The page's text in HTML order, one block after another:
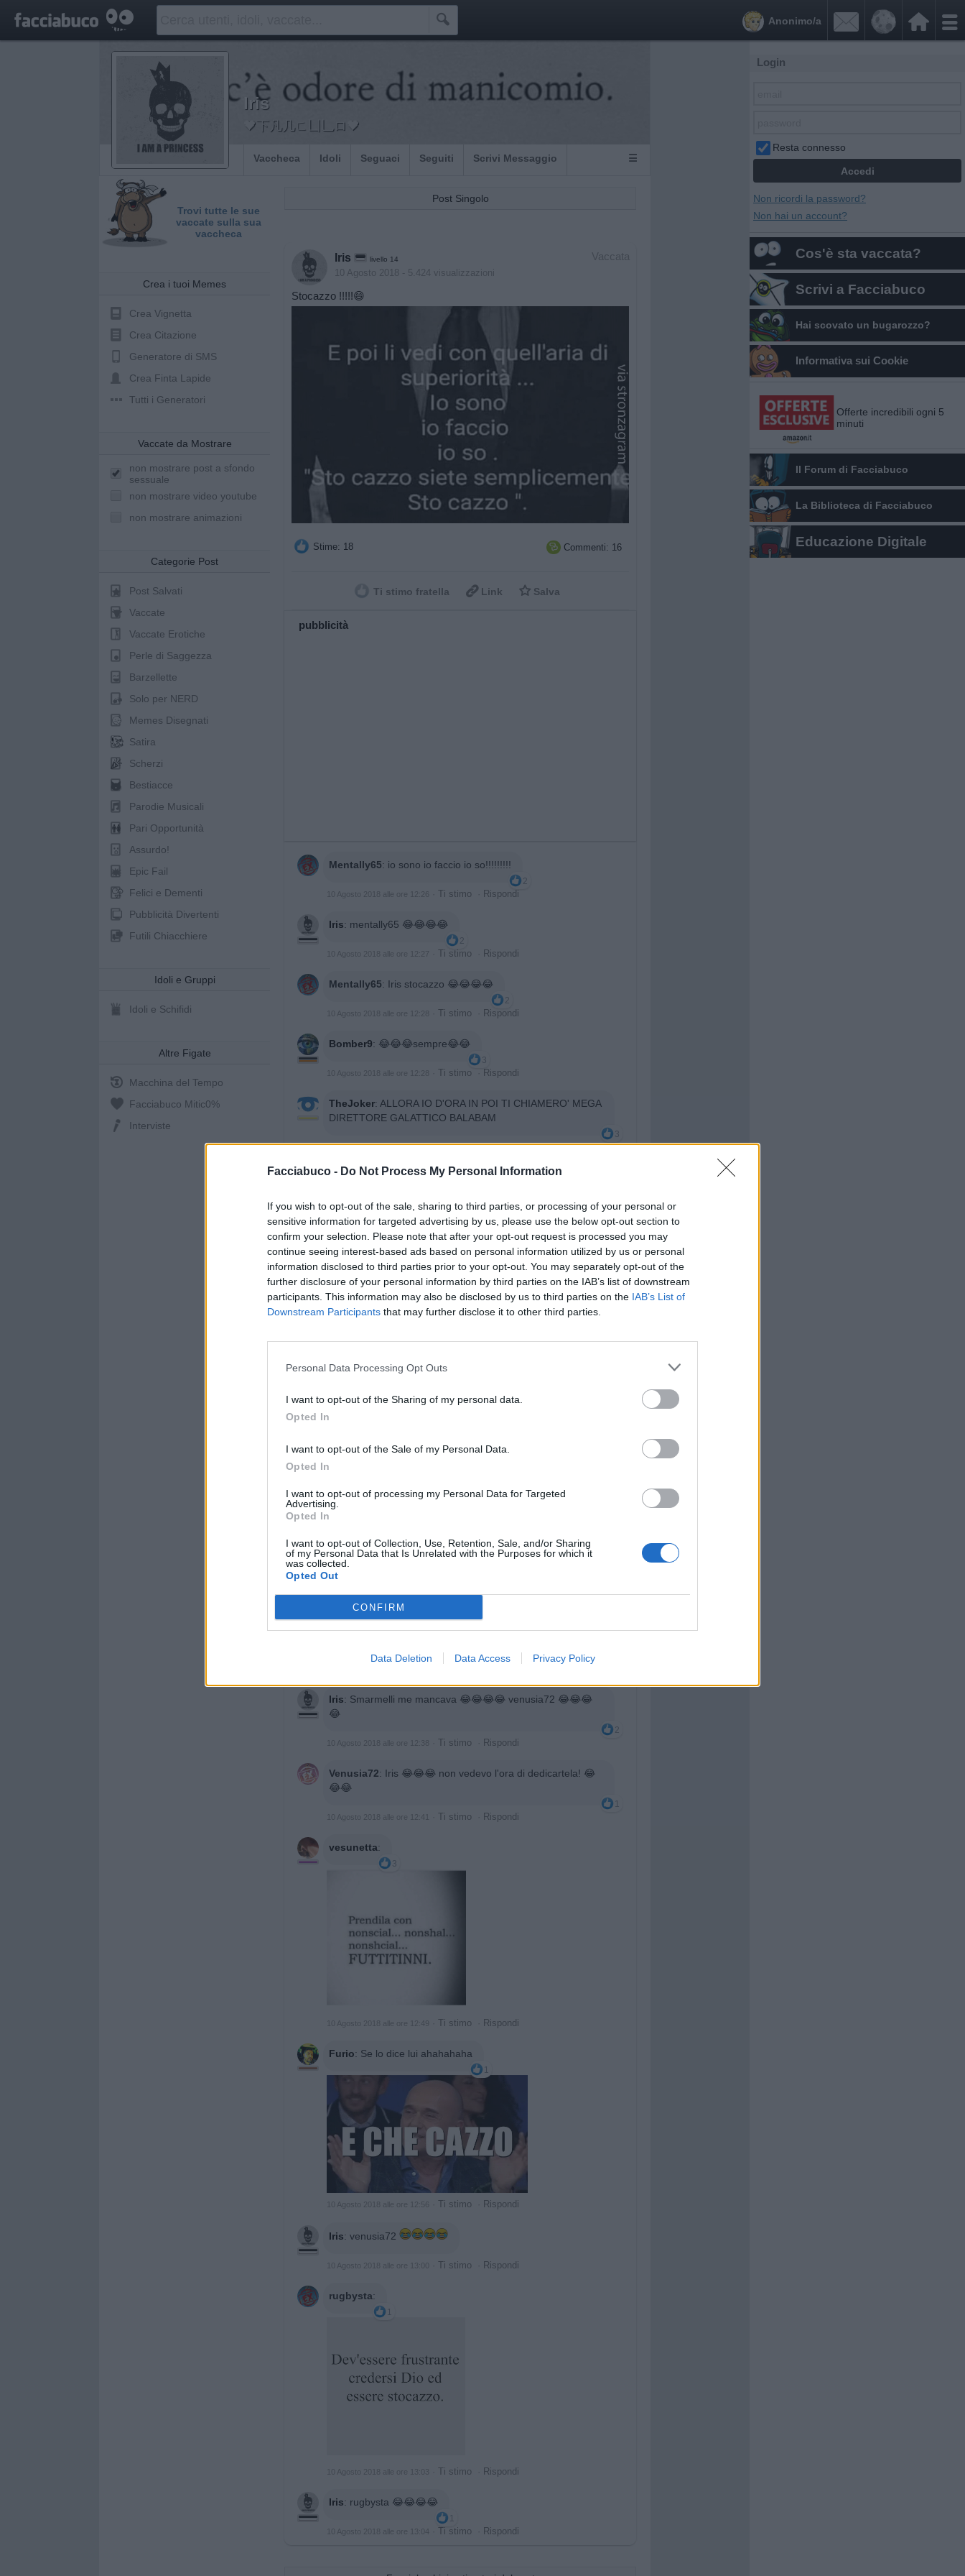
Facciabuco - Do Not Process My Personal Information
If you wish to opt-out of the sale, sharing to third parties, or processing of your personal or
sensitive information for targeted advertising by us, please use the below opt-out section to
confirm your selection. Please note that after your opt-out request is processed you may
continue seeing interest-based ads based on personal information utilized by us or personal
information disclosed to third parties prior to your opt-out. You may separately opt-out of the
further disclosure of your personal information by third parties on the IAB’s list of downstream
participants. This information may also be disclosed by us to third parties on the IAB’s List of
Downstream Participants that may further disclose it to other third parties.
Personal Data Processing Opt Outs
I want to opt-out of the Sharing of my personal data.
Opted In
I want to opt-out of the Sale of my Personal Data.
Opted In
I want to opt-out of processing my Personal Data for Targeted
Advertising.
Opted In
I want to opt-out of Collection, Use, Retention, Sale, and/or Sharing
of my Personal Data that Is Unrelated with the Purposes for which it
was collected.
Opted Out
CONFIRM
Data Deletion Data Access Privacy Policy
 

Anonimo/a
Iris
🖤下凡几ㄈ凵乚ロ🖤
Vaccheca Idoli Seguaci Seguiti Scrivi Messaggio ☰
Trovi tutte le sue
vaccate sulla sua
vaccheca
Crea i tuoi Memes
Crea Vignetta
Crea Citazione
Generatore di SMS
Crea Finta Lapide
Tutti i Generatori
Vaccate da Mostrare
non mostrare post a sfondo
sessuale
non mostrare video youtube
non mostrare animazioni
Categorie Post
Post Salvati
Vaccate
Vaccate Erotiche
Perle di Saggezza
Barzellette
Solo per NERD
Memes Disegnati
Satira
Scherzi
Bestiacce
Parodie Musicali
Pari Opportunità
Assurdo!
Epic Fail
Felici e Dementi
Pubblicità Divertenti
Futili Chiacchiere
Idoli e Gruppi
Idoli e Schifidi
Altre Figate
Macchina del Tempo
Facciabuco Mitic0%
Interviste
Post Singolo
Vaccata
Iris livello 14
10 Agosto 2018 - 5.424 visualizzazioni
Stocazzo !!!!!😄
Stime: 18  Commenti: 16
Ti stimo fratella  Link  Salva
pubblicità
Mentally65: io sono io faccio io so!!!!!!!!!
2
10 Agosto 2018 alle ore 12:26 Ti stimo Rispondi
Iris: mentally65 😂😂😂😂
2
10 Agosto 2018 alle ore 12:27 Ti stimo Rispondi
Mentally65: Iris stocazzo 😂😂😂😂
2
10 Agosto 2018 alle ore 12:28 Ti stimo Rispondi
Bomber9: 😂😂😂sempre😂😂
3
10 Agosto 2018 alle ore 12:28 Ti stimo Rispondi
TheJoker: ALLORA IO D'ORA IN POI TI CHIAMERO' MEGA
DIRETTORE GALATTICO BALABAM
3
10 Agosto 2018 alle ore 12:28·Ti stimo·Rispondi
Iris:bomber9
10 Agosto 2018 alle ore 12:29·Ti stimo·Rispondi
Iris:thejoker 😂😂😂😂
2
10 Agosto 2018 alle ore 12:30·Ti stimo·Rispondi
Aragorn:
3
Venusia72:😂😂😂😂😂
Iris: Smarmelli me mancava 😂😂😂😂 venusia72 😂😂😂
😂
2
10 Agosto 2018 alle ore 12:38 Ti stimo Rispondi
Venusia72: Iris 😂😂😂 non vedevo l'ora di dedicartela! 😂
😂😂
1
10 Agosto 2018 alle ore 12:41 Ti stimo Rispondi
vesunetta:
3
10 Agosto 2018 alle ore 12:49 Ti stimo Rispondi
Furio: Se lo dice lui ahahahaha
1
10 Agosto 2018 alle ore 12:56 Ti stimo Rispondi
Iris: venusia72
10 Agosto 2018 alle ore 13:00 Ti stimo Rispondi
rugbysta:
1
10 Agosto 2018 alle ore 13:03 Ti stimo Rispondi
Iris: rugbysta 😂😂😂😂
1
10 Agosto 2018 alle ore 13:04 Ti stimo Rispondi
Login
Resta connesso
Non ricordi la password?
Non hai un account?
Cos'è sta vaccata?
Scrivi a Facciabuco
Hai scovato un bugarozzo?
Informativa sui Cookie
Offerte incredibili ogni 5
minuti
Il Forum di Facciabuco
La Biblioteca di Facciabuco
Educazione Digitale